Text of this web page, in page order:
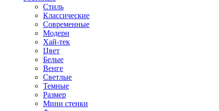
Стиль
Классические
Современные
Модерн
Хай-тек
Цвет
Белые
Венге
Светлые
Темные
Размер
Мини стенки